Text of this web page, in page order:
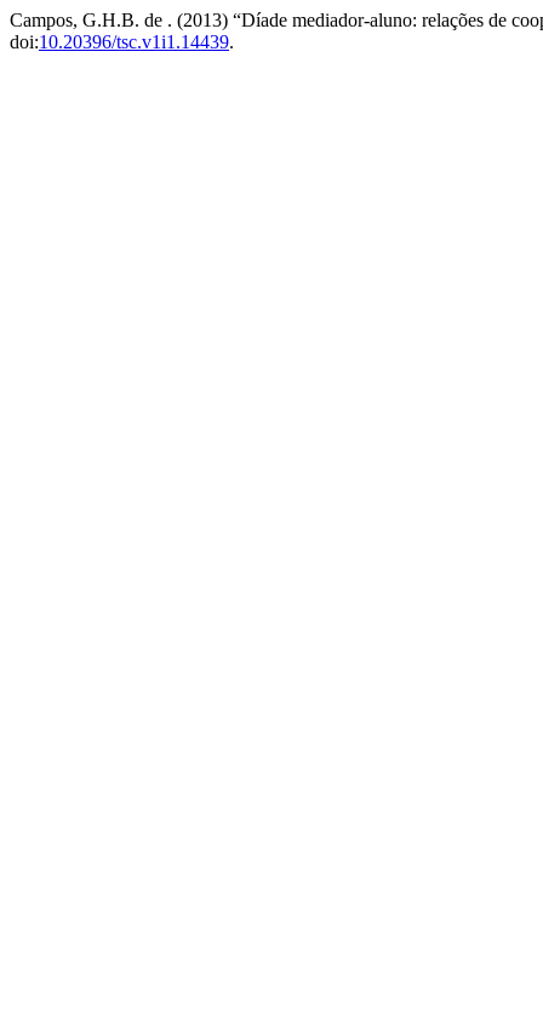
Campos, G.H.B. de . (2013) “Díade mediador-aluno: relações de
doi:10.20396/tsc.v1i1.14439.